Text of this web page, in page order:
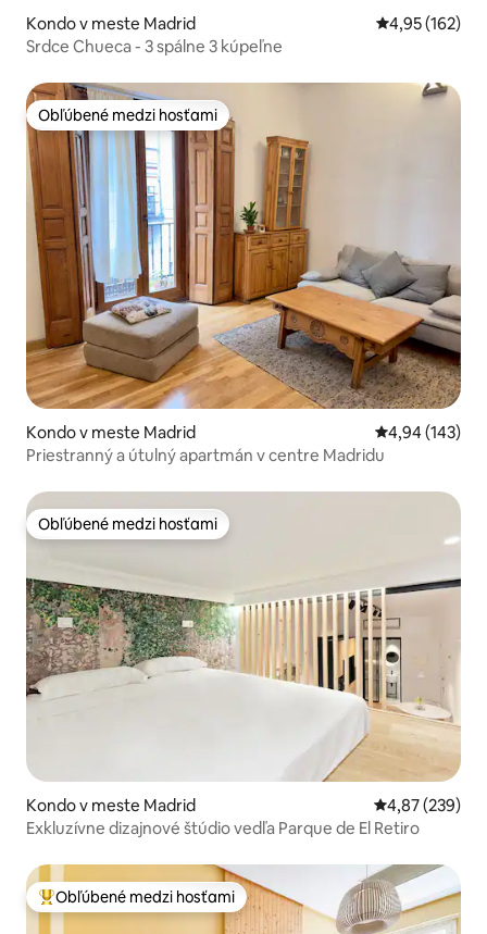
Kondo v meste Madrid Priemerné
4,95 (162)
Srdce Chueca - 3 spálne 3 kúpeľne
Obľúbené medzi hosťami
Obľúbené medzi hosťami
Kondo v meste Madrid Priemerné
4,94 (143)
Priestranný a útulný apartmán v centre Madridu
Obľúbené medzi hosťami
Obľúbené medzi hosťami
Kondo v meste Madrid Priemerné
4,87 (239)
Exkluzívne dizajnové štúdio vedľa Parque de El Retiro
Najobľúbenejšie medzi hosťami
Obľúbené medzi hosťami